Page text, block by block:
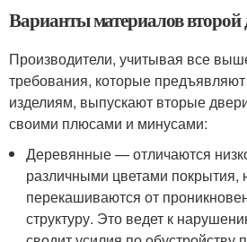
Варианты материалов второй
Производители, учитывая все
требования, которые
изделиям, выпускают вторые
своими плюсами и минусами:
Деревянные — отличаются
различными цветами покрытия,
перекашиваются от
структуру. Это ведет к